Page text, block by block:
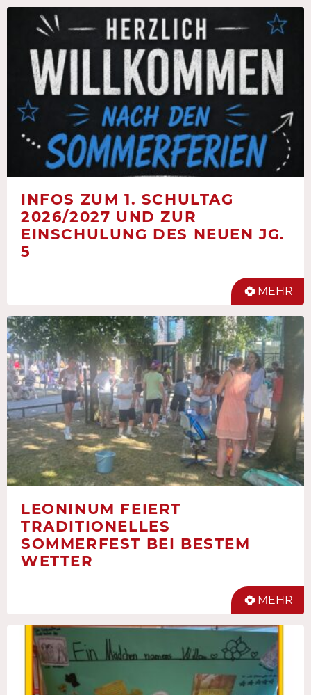
INFOS ZUM 1. SCHULTAG
2026/2027 UND ZUR
EINSCHULUNG DES NEUEN JG.
5
MEHR
LEONINUM FEIERT
TRADITIONELLES
SOMMERFEST BEI BESTEM
WETTER
MEHR